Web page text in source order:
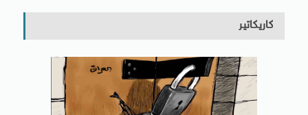
كاريكاتير